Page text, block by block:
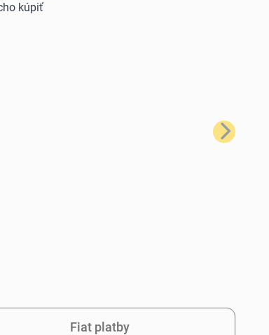
kúpiť
Ďalší
Fiat platby